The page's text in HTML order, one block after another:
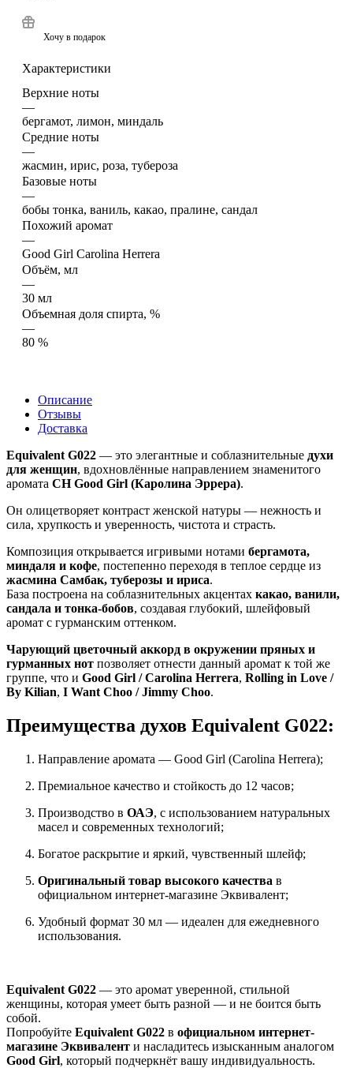
Хочу в подарок
Характеристики
Верхние ноты
—
бергамот, лимон, миндаль
Средние ноты
—
жасмин, ирис, роза, тубероза
Базовые ноты
—
бобы тонка, ваниль, какао, пралине, сандал
Похожий аромат
—
Good Girl Carolina Herrera
Объём, мл
—
30 мл
Объемная доля спирта, %
—
80 %
Описание
Отзывы
Доставка
Equivalent G022 — это элегантные и соблазнительные духи
для женщин, вдохновлённые направлением знаменитого
аромата CH Good Girl (Каролина Эррера).
Он олицетворяет контраст женской натуры — нежность и
сила, хрупкость и уверенность, чистота и страсть.
Композиция открывается игривыми нотами бергамота,
миндаля и кофе, постепенно переходя в теплое сердце из
жасмина Самбак, туберозы и ириса.
База построена на соблазнительных акцентах какао, ванили,
сандала и тонка-бобов, создавая глубокий, шлейфовый
аромат с гурманским оттенком.
Чарующий цветочный аккорд в окружении пряных и
гурманных нот позволяет отнести данный аромат к той же
группе, что и Good Girl / Carolina Herrera, Rolling in Love /
By Kilian, I Want Choo / Jimmy Choo.
Преимущества духов Equivalent G022:
Направление аромата — Good Girl (Carolina Herrera);
Премиальное качество и стойкость до 12 часов;
Производство в ОАЭ, с использованием натуральных
масел и современных технологий;
Богатое раскрытие и яркий, чувственный шлейф;
Оригинальный товар высокого качества в
официальном интернет-магазине Эквивалент;
Удобный формат 30 мл — идеален для ежедневного
использования.
Equivalent G022 — это аромат уверенной, стильной
женщины, которая умеет быть разной — и не боится быть
собой.
Попробуйте Equivalent G022 в официальном интернет-
магазине Эквивалент и насладитесь изысканным аналогом
Good Girl, который подчеркнёт вашу индивидуальность.